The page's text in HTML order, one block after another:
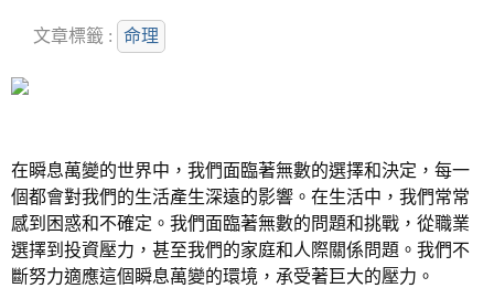
文章標籤 : 命理
在瞬息萬變的世界中，我們面臨著無數的選擇和決定，每一
個都會對我們的生活產生深遠的影響。在生活中，我們常常
感到困惑和不確定。我們面臨著無數的問題和挑戰，從職業
選擇到投資壓力，甚至我們的家庭和人際關係問題。我們不
斷努力適應這個瞬息萬變的環境，承受著巨大的壓力。